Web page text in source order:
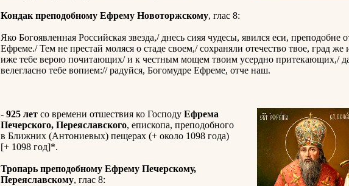
Кондак преподобному Ефрему Новоторжскому, глас 8:
Яко Богоявленная Российская звезда,/ днесь сияя чудесы, явился еси, преподобне
Ефреме./ Тем не престай моляся о стаде своем,/ сохраняли отечество твое, град
иже тебе верою почитающих/ и к честным мощем твоим усердно притекающих,/
велегласно тебе вопием:// радуйся, Богомудре Ефреме, отче наш.
- 925 лет со времени отшествия ко Господу Ефрема
Печерского, Переяславского, епископа, преподобного
в Ближних (Антониевых) пещерах (+ около 1098 года)
[+ 1098 год]*.
Тропарь преподобному Ефрему Печерскому,
Переяславскому, глас 8: